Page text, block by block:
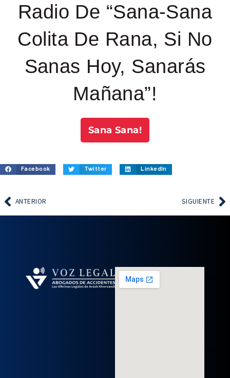
Radio De “Sana-Sana
Colita De Rana, Si No
Sanas Hoy, Sanarás
Mañana”!
Sana Sana!
Facebook Twitter LinkedIn
ANTERIOR SIGUIENTE